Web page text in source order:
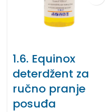
1.6. Equinox
deterdžent za
ručno pranje
posuđa